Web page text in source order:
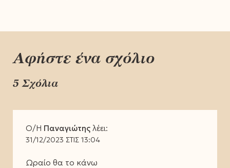
Αφήστε ένα σχόλιο
5 Σχόλια
Ο/Η Παναγιώτης λέει:
31/12/2023 ΣΤΙΣ 13:04
Ωραίο θα το κάνω